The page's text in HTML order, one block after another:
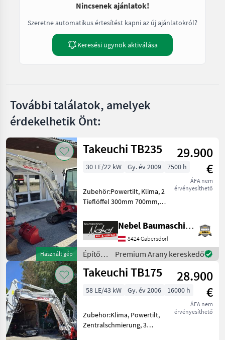
Nincsenek ajánlatok!
Szeretne automatikus értesítést kapni az új ajánlatokról?
Keresési ügynök aktiválása
További találatok, amelyek
érdekelhetik Önt:
Használt gép
Takeuchi TB235
29.900
€
ÁFA nem
érvényesíthető
30 LE/22 kW Gy. év 2009 7500 h
Zubehör:Powertilt, Klima, 2
Tieflöffel 300mm 700mm,
1200mm.Hydraulikpumpe
wurde bei
7000Std.Erneuert.
Építőgépek Mini kotrógép
Nebel Baumaschinen
8424 Gabersdorf
Építőgépek
/
Takeuchi
Premium Arany kereskedő
Takeuchi TB175
28.900
€
ÁFA nem
érvényesíthető
58 LE/43 kW Gy. év 2006 16000 h
Zubehör:Klima, Powertilt,
Zentralschmierung, 3